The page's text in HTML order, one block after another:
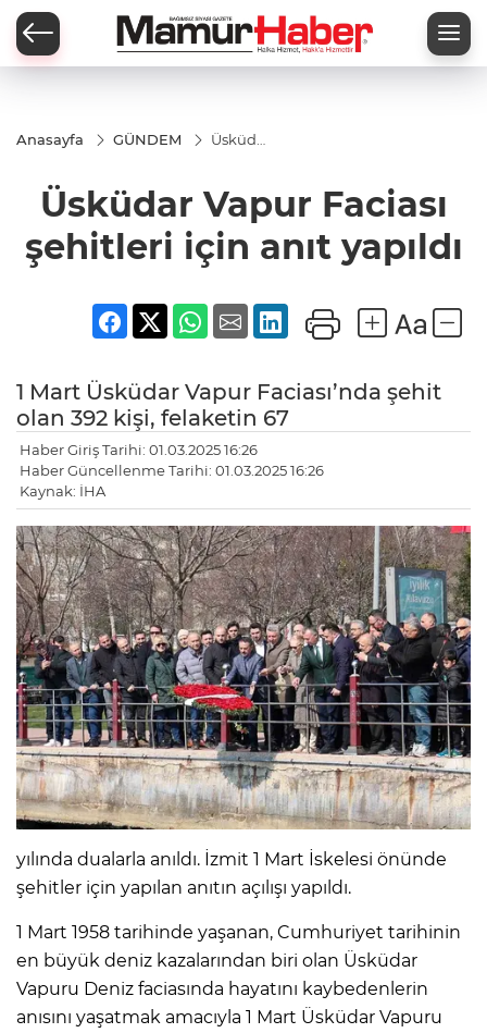
Anasayfa GÜNDEM
Üsküdar
şehitleri
için anıt
yapıldı
Üsküdar Vapur Faciası
şehitleri için anıt yapıldı
1 Mart Üsküdar Vapur Faciası’nda şehit
olan 392 kişi, felaketin 67
Haber Giriş Tarihi: 01.03.2025 16:26
Haber Güncellenme Tarihi: 01.03.2025 16:26
Kaynak: İHA
yılında dualarla anıldı. İzmit 1 Mart İskelesi önünde
şehitler için yapılan anıtın açılışı yapıldı.
1 Mart 1958 tarihinde yaşanan, Cumhuriyet tarihinin
en büyük deniz kazalarından biri olan Üsküdar
Vapuru Deniz faciasında hayatını kaybedenlerin
anısını yaşatmak amacıyla 1 Mart Üsküdar Vapuru